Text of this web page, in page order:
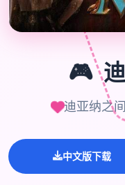
🎮
🎮
迪亚纳之
中文版下载